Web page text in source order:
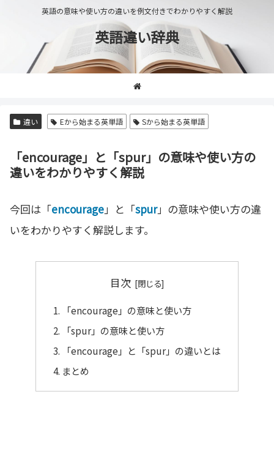
英語の意味や使い方の違いを例文付きでわかりやすく解説
英語違い辞典
違い Eから始まる英単語 Sから始まる英単語
「encourage」と「spur」の意味や使い方の
違いをわかりやすく解説
今回は「encourage」と「spur」の意味や使い方の違
いをわかりやすく解説します。
目次
「encourage」の意味と使い方
「spur」の意味と使い方
「encourage」と「spur」の違いとは
まとめ